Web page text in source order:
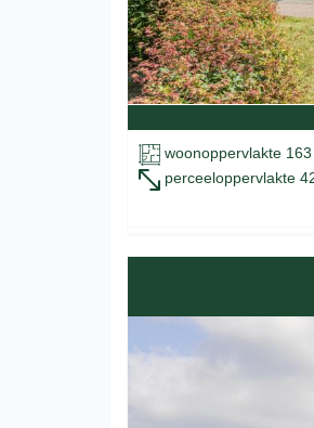
woonoppervlakte
perceeloppervlakte